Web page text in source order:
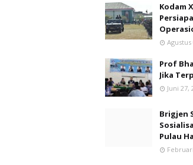
Kodam
Agustus
Prof
Jika
Juni 27,
Brigjen
Pulau